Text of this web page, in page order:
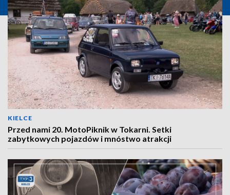
KIELCE
Przed nami 20. MotoPiknik w Tokarni. Setki
zabytkowych pojazdów i mnóstwo atrakcji